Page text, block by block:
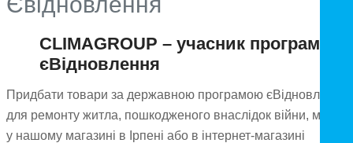
CLIMAGROUP – учасник програми
єВідновлення
Придбати товари за державною програмою єВідновлення
для ремонту житла, пошкодженого внаслідок війни, можна
у нашому магазині в Ірпені або в інтернет-магазині